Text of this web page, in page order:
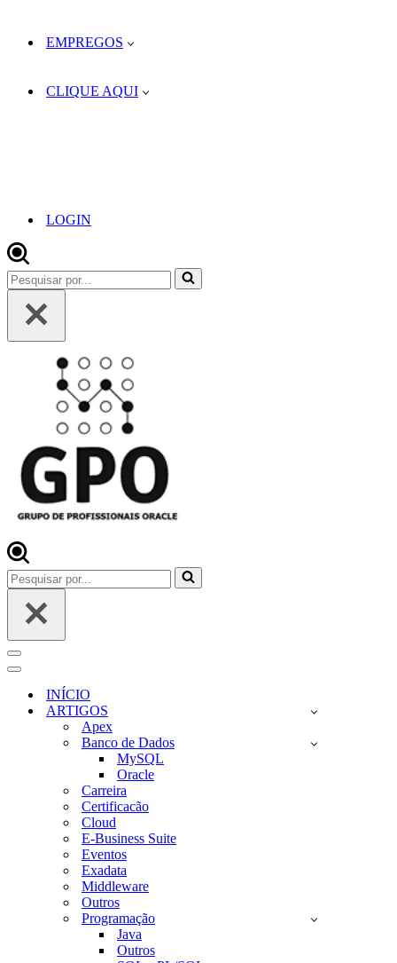
EMPREGOS
CLIQUE AQUI
LOGIN
Pesquisar
por...
Pesquisar
por...
Menu
de
navegação
Menu
navegaçãoINÍCIO
ARTIGOS
Apex
Banco de Dados
MySQL
Oracle
Carreira
Certificacão
Cloud
E-Business Suite
Eventos
Exadata
Middleware
Outros
Programação
Java
Outros